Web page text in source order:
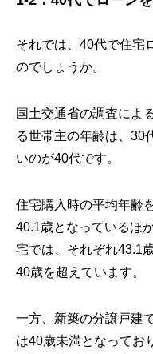
それでは、40代で住宅
のでしょうか。
国土交通省の調査によ
る世帯主の年齢は、30
いのが40代です。
住宅購入時の平均年齢
40.1歳となっているほ
宅では、それぞれ43.1
40歳を超えています。
一方、新築の分譲戸建
は40歳未満となってお